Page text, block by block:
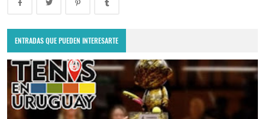
ENTRADAS QUE PUEDEN INTERESARTE